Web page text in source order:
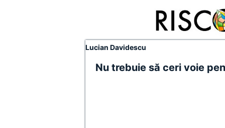
Lucian Davidescu
Nu trebuie să ceri voie